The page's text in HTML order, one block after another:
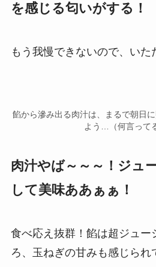
を感じる匂いがする！
もう我慢できないので、いた
餡から滲み出る肉汁は、まるで朝日
よう…（何言って
肉汁やば～～～！ジュ
して美味ああぁぁ！
食べ応え抜群！餡は超ジュー
ろ、玉ねぎの甘みも感じられ